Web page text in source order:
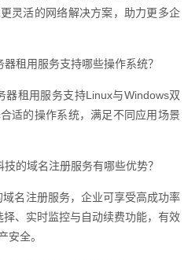
灵活的网络解决方案，助力更多企
租用服务支持哪些操作系统？
器租用服务支持Linux与Windows双
适的操作系统，满足不同应用场景
的域名注册服务有哪些优势？
名注册服务，企业可享受高成功率
择、实时监控与自动续费功能，有效
安全。